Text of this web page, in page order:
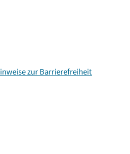
zur Barrierefreiheit